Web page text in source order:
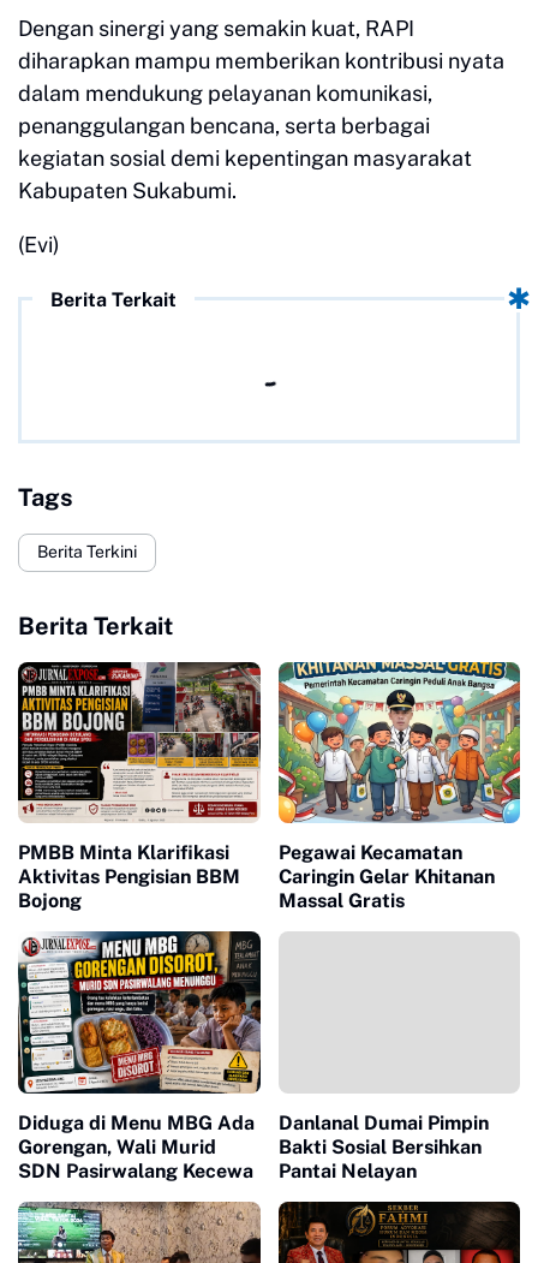
Dengan sinergi yang semakin kuat, RAPI
diharapkan mampu memberikan kontribusi nyata
dalam mendukung pelayanan komunikasi,
penanggulangan bencana, serta berbagai
kegiatan sosial demi kepentingan masyarakat
Kabupaten Sukabumi.
(Evi)
Berita Terkait
Tags
Berita Terkini
Berita Terkait
PMBB Minta Klarifikasi
Aktivitas Pengisian BBM
Bojong
Pegawai Kecamatan
Caringin Gelar Khitanan
Massal Gratis
Diduga di Menu MBG Ada
Gorengan, Wali Murid
SDN Pasirwalang Kecewa
Danlanal Dumai Pimpin
Bakti Sosial Bersihkan
Pantai Nelayan